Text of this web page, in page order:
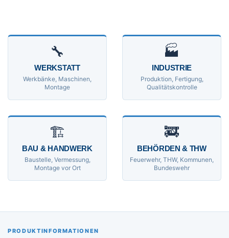
🔧
WERKSTATT
Werkbänke, Maschinen,
Montage
🏭
INDUSTRIE
Produktion, Fertigung,
Qualitätskontrolle
🏗
BAU & HANDWERK
Baustelle, Vermessung,
Montage vor Ort
🚒
BEHÖRDEN & THW
Feuerwehr, THW, Kommunen,
Bundeswehr
PRODUKTINFORMATIONEN